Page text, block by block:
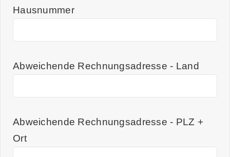
Hausnummer
Abweichende Rechnungsadresse - Land
Abweichende Rechnungsadresse - PLZ +
Ort